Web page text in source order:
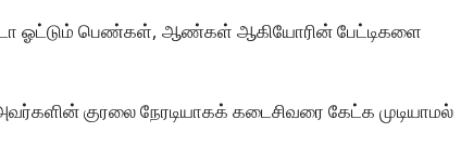
ஓட்டும் பெண்கள், ஆண்கள் ஆகியோரின் பேட்டிகளை
குரலை நேரடியாகக் கடைசிவரை கேட்க முடியாமல்